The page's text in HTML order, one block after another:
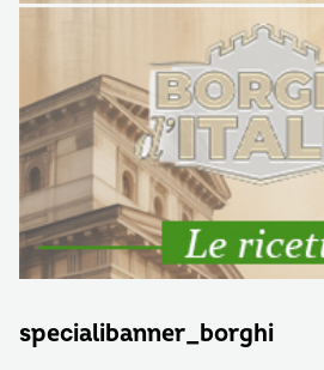
specialibanner_borghi